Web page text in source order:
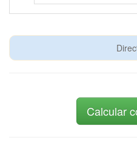
Calcular